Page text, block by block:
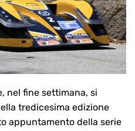
nel fine settimana, si
tredicesima edizione
appuntamento della serie